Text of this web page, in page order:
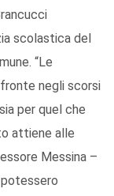
scolastica del
“Le
negli scorsi
per quel che
attiene alle
Messina –